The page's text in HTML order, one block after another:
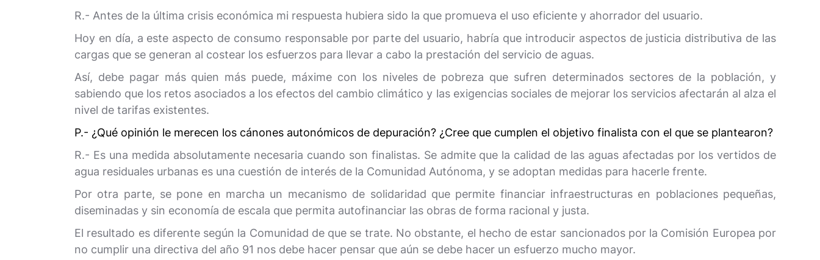
R.- Antes de la última crisis económica mi respuesta hubiera sido la que promueva el uso eficiente y ahorrador del usuario.
Hoy en día, a este aspecto de consumo responsable por parte del usuario, habría que introducir aspectos de justicia distributiva de las
cargas que se generan al costear los esfuerzos para llevar a cabo la prestación del servicio de aguas.
Así, debe pagar más quien más puede, máxime con los niveles de pobreza que sufren determinados sectores de la población, y
sabiendo que los retos asociados a los efectos del cambio climático y las exigencias sociales de mejorar los servicios afectarán al alza el
nivel de tarifas existentes.
P.- ¿Qué opinión le merecen los cánones autonómicos de depuración? ¿Cree que cumplen el objetivo finalista con el que se plantearon?
R.- Es una medida absolutamente necesaria cuando son finalistas. Se admite que la calidad de las aguas afectadas por los vertidos de
agua residuales urbanas es una cuestión de interés de la Comunidad Autónoma, y se adoptan medidas para hacerle frente.
Por otra parte, se pone en marcha un mecanismo de solidaridad que permite financiar infraestructuras en poblaciones pequeñas,
diseminadas y sin economía de escala que permita autofinanciar las obras de forma racional y justa.
El resultado es diferente según la Comunidad de que se trate. No obstante, el hecho de estar sancionados por la Comisión Europea por
no cumplir una directiva del año 91 nos debe hacer pensar que aún se debe hacer un esfuerzo mucho mayor.